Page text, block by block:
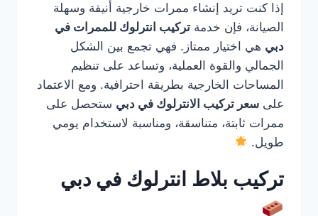
إذا كنت تريد إنشاء ممرات خارجية أنيقة وسهلة
الصيانة، فإن خدمة تركيب انترلوك للممرات في
دبي هي اختيار ممتاز. فهي تجمع بين الشكل
الجمالي والقوة العملية، وتساعد على تنظيم
المساحات الخارجية بطريقة احترافية. ومع الاعتماد
على سعر تركيب الانترلوك في دبي ستحصل على
ممرات ثابتة، متناسقة، ومناسبة لاستخدام يومي
طويل.
تركيب بلاط انترلوك في دبي